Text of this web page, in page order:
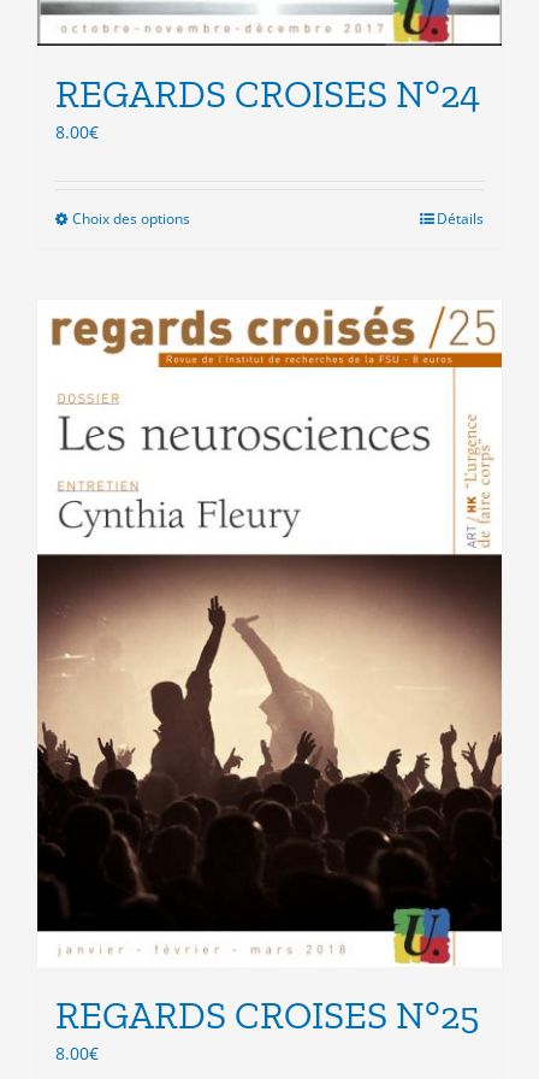
REGARDS CROISES N°24
8.00€
Choix des optionsCe
variations.
Les
être
choisies
la
du
produit
Détails
REGARDS CROISES N°25
8.00€